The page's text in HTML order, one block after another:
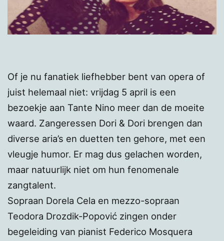
Of je nu fanatiek liefhebber bent van opera of
juist helemaal niet: vrijdag 5 april is een
bezoekje aan Tante Nino meer dan de moeite
waard. Zangeressen Dori & Dori brengen dan
diverse aria’s en duetten ten gehore, met een
vleugje humor. Er mag dus gelachen worden,
maar natuurlijk niet om hun fenomenale
zangtalent.
Sopraan Dorela Cela en mezzo-sopraan
Teodora Drozdik-Popović zingen onder
begeleiding van pianist Federico Mosquera